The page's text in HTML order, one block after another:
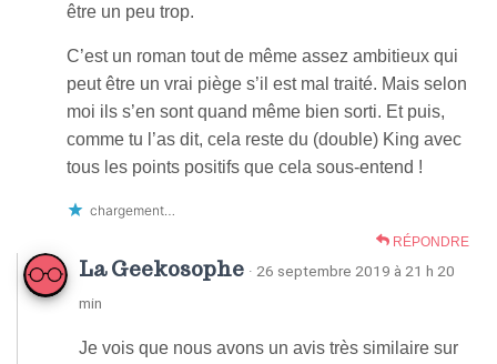
être un peu trop.
C’est un roman tout de même assez ambitieux qui
peut être un vrai piège s’il est mal traité. Mais selon
moi ils s’en sont quand même bien sorti. Et puis,
comme tu l’as dit, cela reste du (double) King avec
tous les points positifs que cela sous-entend !
chargement…
RÉPONDRE
La Geekosophe · 26 septembre 2019 à 21 h 20
min
Je vois que nous avons un avis très similaire sur